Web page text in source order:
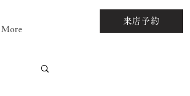
More
来店予約